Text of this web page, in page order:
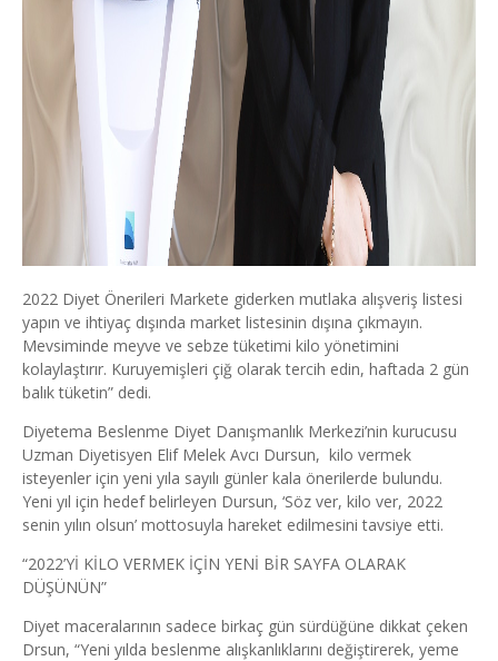
2022 Diyet Önerileri Markete giderken mutlaka alışveriş listesi
yapın ve ihtiyaç dışında market listesinin dışına çıkmayın.
Mevsiminde meyve ve sebze tüketimi kilo yönetimini
kolaylaştırır. Kuruyemişleri çiğ olarak tercih edin, haftada 2 gün
balık tüketin” dedi.
Diyetema Beslenme Diyet Danışmanlık Merkezi’nin kurucusu
Uzman Diyetisyen Elif Melek Avcı Dursun, kilo vermek
isteyenler için yeni yıla sayılı günler kala önerilerde bulundu.
Yeni yıl için hedef belirleyen Dursun, ‘Söz ver, kilo ver, 2022
senin yılın olsun’ mottosuyla hareket edilmesini tavsiye etti.
“2022’Yİ KİLO VERMEK İÇİN YENİ BİR SAYFA OLARAK
DÜŞÜNÜN”
Diyet maceralarının sadece birkaç gün sürdüğüne dikkat çeken
Drsun, “Yeni yılda beslenme alışkanlıklarını değiştirerek, yeme